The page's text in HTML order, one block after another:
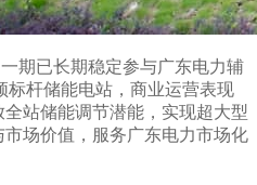
已长期稳定参与广东电力辅
标杆储能电站，商业运营表现
站储能调节潜能，实现超大型
场价值，服务广东电力市场化